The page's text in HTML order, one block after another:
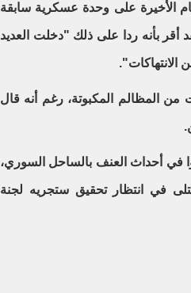
الأخيرة على وحدة عسكرية سابقة
أقر بأنه ردا على ذلك "دخلت العديد
من المظالم المكبوتة، رغم أنه قال
الأمن قتلوا في أحداث العنف بالساحل السوري،
في انتظار تحقيق ستجريه لجنة